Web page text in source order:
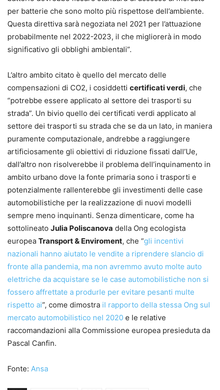
per batterie che sono molto più rispettose dell’ambiente.
Questa direttiva sarà negoziata nel 2021 per l’attuazione
probabilmente nel 2022-2023, il che migliorerà in modo
significativo gli obblighi ambientali”.
L’altro ambito citato è quello del mercato delle
compensazioni di CO2, i cosiddetti certificati verdi, che
“potrebbe essere applicato al settore dei trasporti su
strada”. Un bivio quello dei certificati verdi applicato al
settore dei trasporti su strada che se da un lato, in maniera
puramente computazionale, andrebbe a raggiungere
artificiosamente gli obiettivi di riduzione fissati dall’Ue,
dall’altro non risolverebbe il problema dell’inquinamento in
ambito urbano dove la fonte primaria sono i trasporti e
potenzialmente rallenterebbe gli investimenti delle case
automobilistiche per la realizzazione di nuovi modelli
sempre meno inquinanti. Senza dimenticare, come ha
sottolineato Julia Poliscanova della Ong ecologista
europea Transport & Enviroment, che “gli incentivi
nazionali hanno aiutato le vendite a riprendere slancio di
fronte alla pandemia, ma non avremmo avuto molte auto
elettriche da acquistare se le case automobilistiche non si
fossero affrettate a produrle per evitare pesanti multe
rispetto ai”, come dimostra il rapporto della stessa Ong sul
mercato automobilistico nel 2020 e le relative
raccomandazioni alla Commissione europea presieduta da
Pascal Canfin.
Fonte: Ansa